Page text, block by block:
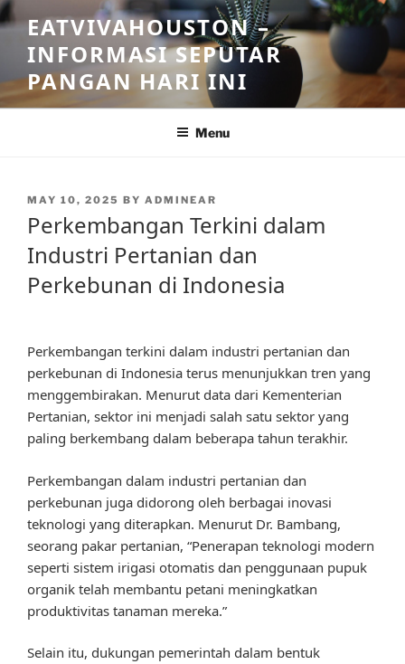
Skip
to
content
EATVIVAHOUSTON –
INFORMASI SEPUTAR
PANGAN HARI INI
Menu
POSTED
MAY 10, 2025 BY ADMINEAR
Perkembangan Terkini dalam
Industri Pertanian dan
Perkebunan di Indonesia
Perkembangan terkini dalam industri pertanian dan
perkebunan di Indonesia terus menunjukkan tren yang
menggembirakan. Menurut data dari Kementerian
Pertanian, sektor ini menjadi salah satu sektor yang
paling berkembang dalam beberapa tahun terakhir.
Perkembangan dalam industri pertanian dan
perkebunan juga didorong oleh berbagai inovasi
teknologi yang diterapkan. Menurut Dr. Bambang,
seorang pakar pertanian, “Penerapan teknologi modern
seperti sistem irigasi otomatis dan penggunaan pupuk
organik telah membantu petani meningkatkan
produktivitas tanaman mereka.”
Selain itu, dukungan pemerintah dalam bentuk